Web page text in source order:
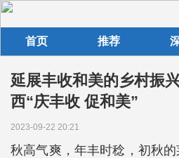
首页 推荐
延展丰收和美的乡村振
西“庆丰收 促和美”
2023-09-22 20:21
秋高气爽，年丰时稔，初秋